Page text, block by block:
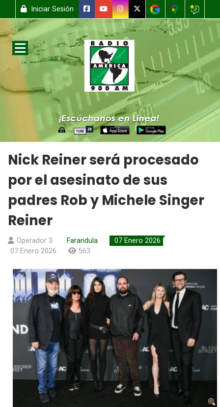
Iniciar Sesión
Nick Reiner será procesado
por el asesinato de sus
padres Rob y Michele Singer
Reiner
Operador 3 Farandula
07 Enero 2026
07 Enero 2026
563